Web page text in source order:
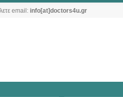
email: info[at]doctors4u.gr